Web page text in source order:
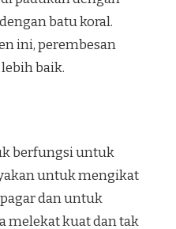
batu koral.
ini, perembesan
baik.
berfungsi untuk
untuk mengikat
dan untuk
melekat kuat dan tak